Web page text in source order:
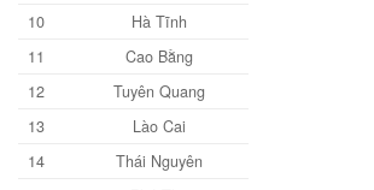
10
Hà Tĩnh
11
Cao Bằng
12
Tuyên Quang
13
Lào Cai
14
Thái Nguyên